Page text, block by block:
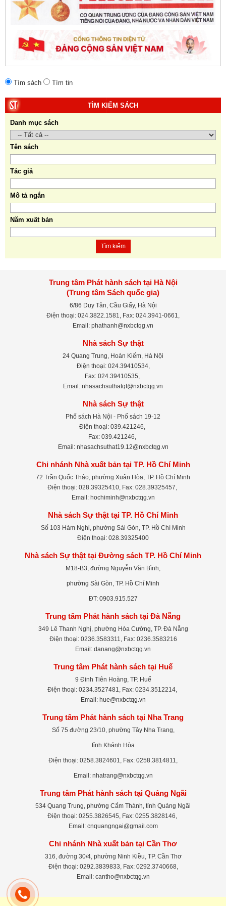
Tìm sách Tìm tin
TÌM KIẾM SÁCH
Danh mục sách
Tên sách
Tác giả
Mô tả ngắn
Năm xuất bản
Tìm kiếm
Trung tâm Phát hành sách tại Hà Nội
(Trung tâm Sách quốc gia)
6/86 Duy Tân, Cầu Giấy, Hà Nội
Điện thoại: 024.3822.1581, Fax: 024.3941-0661,
Email: phathanh@nxbctqg.vn
Nhà sách Sự thật
24 Quang Trung, Hoàn Kiếm, Hà Nội
Điện thoại: 024.39410534,
Fax: 024.39410535,
Email: nhasachsuthatqt@nxbctqg.vn
Nhà sách Sự thật
Phố sách Hà Nội - Phố sách 19-12
Điện thoại: 039.421246,
Fax: 039.421246,
Email: nhasachsuthat19.12@nxbctqg.vn
Chi nhánh Nhà xuất bản tại TP. Hồ Chí Minh
72 Trần Quốc Thảo, phường Xuân Hòa, TP. Hồ Chí Minh
Điện thoại: 028.39325410, Fax: 028.39325457,
Email: hochiminh@nxbctqg.vn
Nhà sách Sự thật tại TP. Hồ Chí Minh
Số 103 Hàm Nghi, phường Sài Gòn, TP. Hồ Chí Minh
Điện thoại: 028.39325400
Nhà sách Sự thật tại Đường sách TP. Hồ Chí Minh
M18-B3, đường Nguyễn Văn Bình,
phường Sài Gòn, TP. Hồ Chí Minh
ĐT: 0903.915.527
Trung tâm Phát hành sách tại Đà Nẵng
349 Lê Thanh Nghị, phường Hòa Cường, TP. Đà Nẵng
Điện thoại: 0236.3583311, Fax: 0236.3583216
Email: danang@nxbctqg.vn
Trung tâm Phát hành sách tại Huế
9 Đinh Tiên Hoàng, TP. Huế
Điện thoại: 0234.3527481, Fax: 0234.3512214,
Email: hue@nxbctqg.vn
Trung tâm Phát hành sách tại Nha Trang
Số 75 đường 23/10, phường Tây Nha Trang,
tỉnh Khánh Hòa
Điện thoại: 0258.3824601, Fax: 0258.3814811,
Email: nhatrang@nxbctqg.vn
Trung tâm Phát hành sách tại Quảng Ngãi
534 Quang Trung, phường Cẩm Thành, tỉnh Quảng Ngãi
Điện thoại: 0255.3826545, Fax: 0255.3828146,
Email: cnquangngai@gmail.com
Chi nhánh Nhà xuất bản tại Cần Thơ
316, đường 30/4, phường Ninh Kiều, TP. Cần Thơ
Điện thoại: 0292.3839833, Fax: 0292.3740668,
Email: cantho@nxbctqg.vn